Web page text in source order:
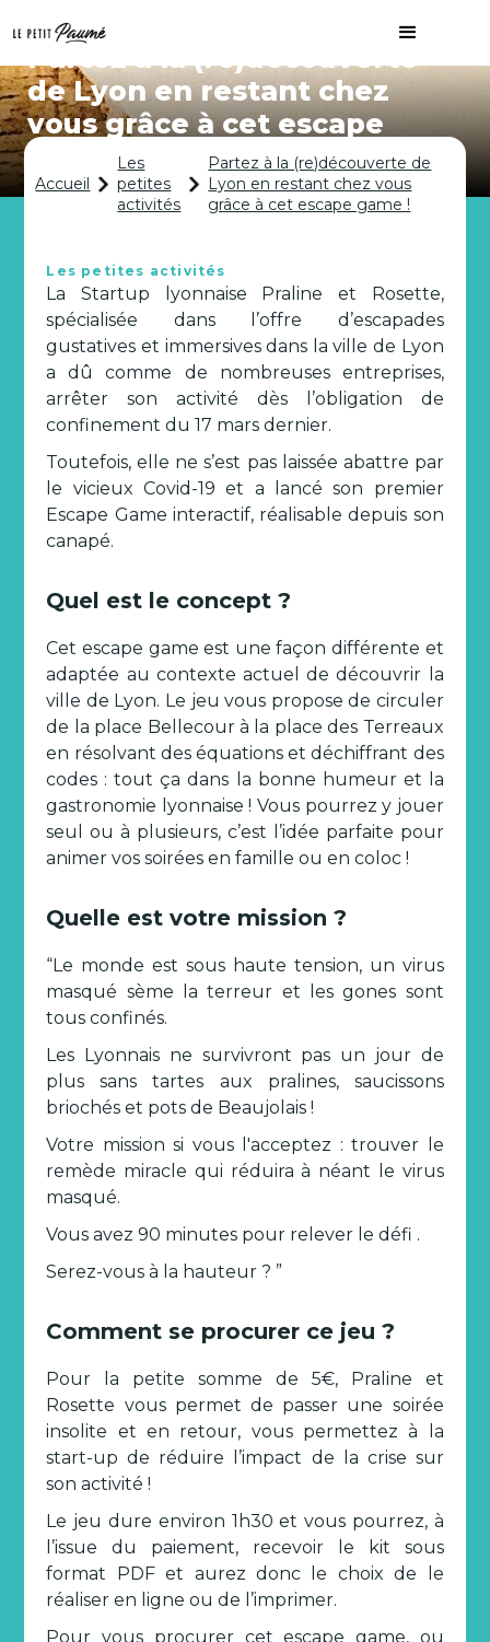
Partez à la (re)découverte
de Lyon en restant chez
vous grâce à cet escape
game !
Accueil
Les
petites
activités
Partez à la (re)découverte de
Lyon en restant chez vous
grâce à cet escape game !
Les petites activités
La Startup lyonnaise Praline et Rosette,
spécialisée dans l’offre d’escapades
gustatives et immersives dans la ville de Lyon
a dû comme de nombreuses entreprises,
arrêter son activité dès l’obligation de
confinement du 17 mars dernier.
Toutefois, elle ne s’est pas laissée abattre par
le vicieux Covid-19 et a lancé son premier
Escape Game interactif, réalisable depuis son
canapé.
Quel est le concept ?
Cet escape game est une façon différente et
adaptée au contexte actuel de découvrir la
ville de Lyon. Le jeu vous propose de circuler
de la place Bellecour à la place des Terreaux
en résolvant des équations et déchiffrant des
codes : tout ça dans la bonne humeur et la
gastronomie lyonnaise ! Vous pourrez y jouer
seul ou à plusieurs, c’est l’idée parfaite pour
animer vos soirées en famille ou en coloc !
Quelle est votre mission ?
“Le monde est sous haute tension, un virus
masqué sème la terreur et les gones sont
tous confinés.
Les Lyonnais ne survivront pas un jour de
plus sans tartes aux pralines, saucissons
briochés et pots de Beaujolais !
Votre mission si vous l'acceptez : trouver le
remède miracle qui réduira à néant le virus
masqué.
Vous avez 90 minutes pour relever le défi .
Serez-vous à la hauteur ? ”
Comment se procurer ce jeu ?
Pour la petite somme de 5€, Praline et
Rosette vous permet de passer une soirée
insolite et en retour, vous permettez à la
start-up de réduire l’impact de la crise sur
son activité !
Le jeu dure environ 1h30 et vous pourrez, à
l’issue du paiement, recevoir le kit sous
format PDF et aurez donc le choix de le
réaliser en ligne ou de l’imprimer.
Pour vous procurer cet escape game, ou